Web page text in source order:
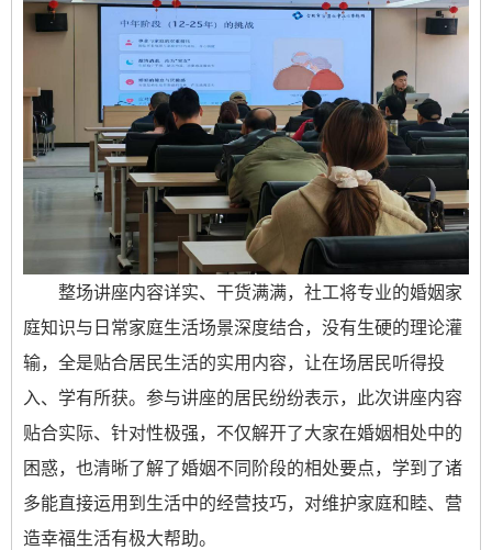
整场讲座内容详实、干货满满，社工将专业的婚姻家
庭知识与日常家庭生活场景深度结合，没有生硬的理论灌
输，全是贴合居民生活的实用内容，让在场居民听得投
入、学有所获。参与讲座的居民纷纷表示，此次讲座内容
贴合实际、针对性极强，不仅解开了大家在婚姻相处中的
困惑，也清晰了解了婚姻不同阶段的相处要点，学到了诸
多能直接运用到生活中的经营技巧，对维护家庭和睦、营
造幸福生活有极大帮助。